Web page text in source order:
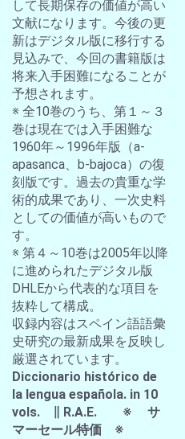
して長期保存の価値が高い
文献になります。今後の更
新はデジタル版に移行する
見込みで、今回の書籍版は
将来入手困難になることが
予想されます。
※ 全10巻のうち、第１～３
巻は現在では入手困難な
1960年～1996年版（a-
apasanca、b-bajoca）の復
刻版です。過去の貴重な学
術的成果であり、一次史料
としての価値が高いもので
す。
※ 第４～10巻は2005年以降
に進められたデジタル版
DHLEから代表的な項目を
抜粋して構成。
収録内容はスペイン語語彙
史研究の最新成果を反映し
厳選されています。
Diccionario histórico de
la lengua española. in 10
vols. ∥ R.A.E. ※ サ
マーセール特価 ※